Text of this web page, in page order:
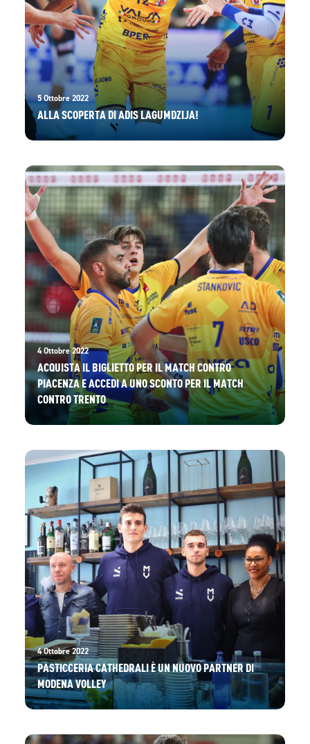
5 Ottobre 2022
ALLA SCOPERTA DI ADIS LAGUMDZIJA!
4 Ottobre 2022
ACQUISTA IL BIGLIETTO PER IL MATCH CONTRO
PIACENZA E ACCEDI A UNO SCONTO PER IL MATCH
CONTRO TRENTO
4 Ottobre 2022
PASTICCERIA CATHEDRALI È UN NUOVO PARTNER DI
MODENA VOLLEY